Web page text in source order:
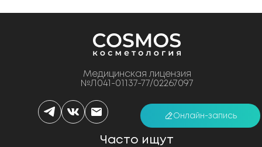
Медицинская лицензия
№Л041-01137-77/02267097
Онлайн-запись
Часто ищут